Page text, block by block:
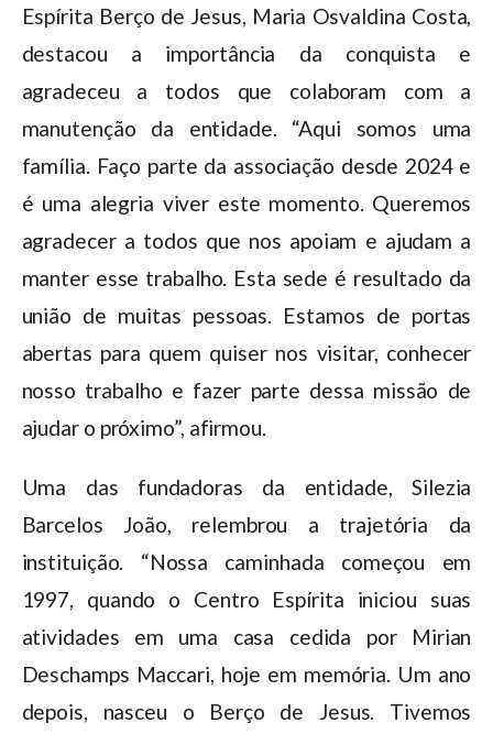
Espírita Berço de Jesus, Maria Osvaldina Costa,
destacou a importância da conquista e
agradeceu a todos que colaboram com a
manutenção da entidade. “Aqui somos uma
família. Faço parte da associação desde 2024 e
é uma alegria viver este momento. Queremos
agradecer a todos que nos apoiam e ajudam a
manter esse trabalho. Esta sede é resultado da
união de muitas pessoas. Estamos de portas
abertas para quem quiser nos visitar, conhecer
nosso trabalho e fazer parte dessa missão de
ajudar o próximo”, afirmou.
Uma das fundadoras da entidade, Silezia
Barcelos João, relembrou a trajetória da
instituição. “Nossa caminhada começou em
1997, quando o Centro Espírita iniciou suas
atividades em uma casa cedida por Mirian
Deschamps Maccari, hoje em memória. Um ano
depois, nasceu o Berço de Jesus. Tivemos